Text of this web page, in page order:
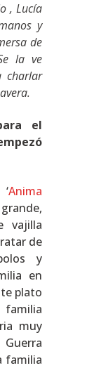
, Lucía
y
de
la ve
charlar
el
Anima
vajilla
de
y
en
plato
muy
familia